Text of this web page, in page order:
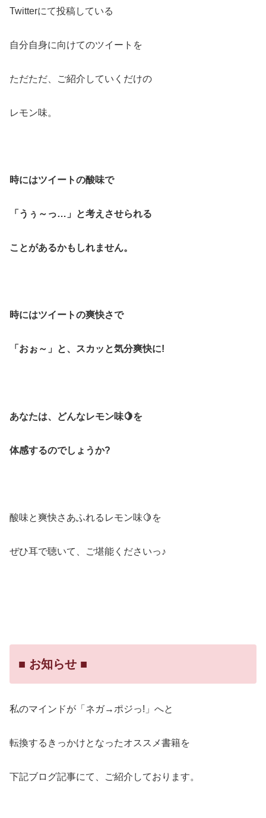
Twitterにて投稿している
自分自身に向けてのツイートを
ただただ、ご紹介していくだけの
レモン味。
時にはツイートの酸味で
「うぅ～っ…」と考えさせられる
ことがあるかもしれません。
時にはツイートの爽快さで
「おぉ～」と、 スカッと気分爽快に!
あなたは、どんなレモン味🍋を
体感するのでしょうか?
酸味と爽快さあふれるレモン味🍋を
ぜひ耳で聴いて、ご堪能くださいっ♪
■ お知らせ ■
私のマインドが「ネガ→ポジっ!」へと
転換するきっかけとなったオススメ書籍を
下記ブログ記事にて、ご紹介しております。